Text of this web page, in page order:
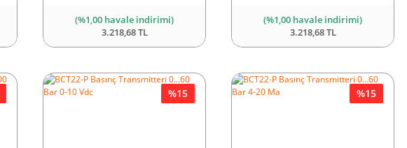
(%1,00 havale indirimi)
3.218,68 TL
(%1,00 havale indirimi)
3.218,68 TL
%15 %15